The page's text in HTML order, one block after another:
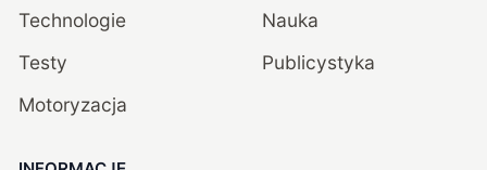
Technologie
Testy
Motoryzacja
Nauka
Publicystyka